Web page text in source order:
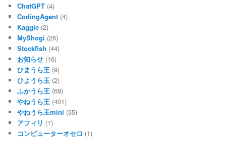
ChatGPT (4)
CodingAgent (4)
Kaggle (2)
MyShogi (26)
Stockfish (44)
お知らせ (16)
ひまうら王 (9)
ひようら王 (2)
ふかうら王 (68)
やねうら王 (401)
やねうら王mini (35)
アフィリ (1)
コンピューターオセロ (1)